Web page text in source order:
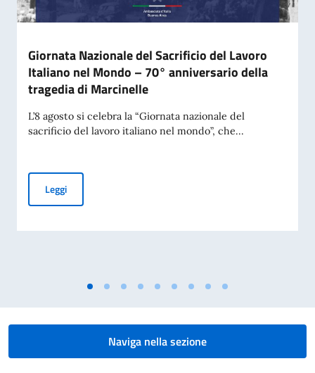
Giornata Nazionale del Sacrificio del Lavoro
Italiano nel Mondo – 70° anniversario della
tragedia di Marcinelle
L’8 agosto si celebra la “Giornata nazionale del
sacrificio del lavoro italiano nel mondo”, che...
LeggiGiornata Nazionale del Sacrificio del Lavoro Italiano nel
Naviga nella sezione